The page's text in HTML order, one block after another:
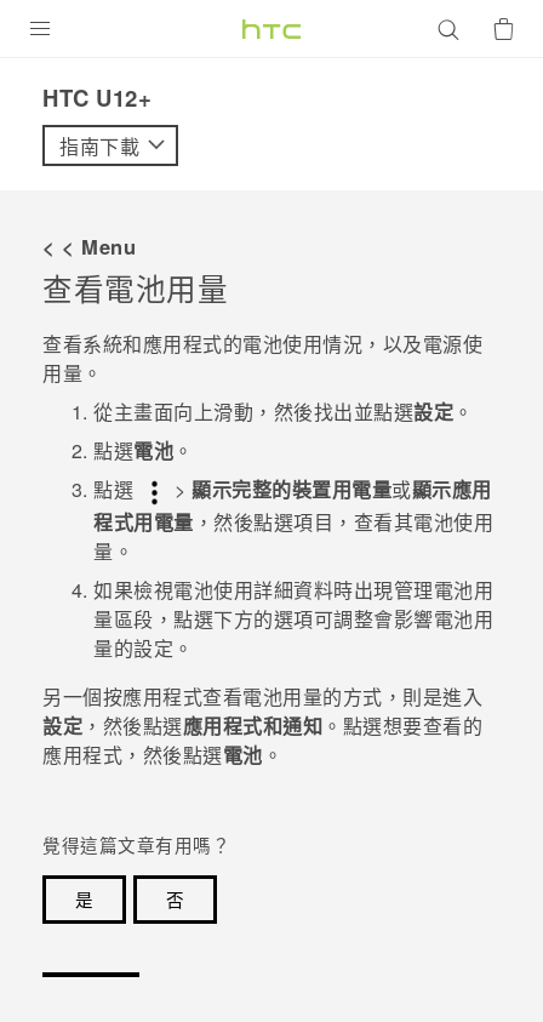
VIVE
配件
優惠專區
校園專案
企業採購
銷售通路
支援服務
VIVELAND
HTC U12+‎
指南下載
< < Menu
查看電池用量
查看系統和應用程式的電池使用情況，以及電源使
用量。
從主畫面向上滑動，然後找出並點選設定 。
點選電池 。
點選
> 顯示完整的裝置用電量或顯示應用
程式用電量 ，然後點選項目，查看其電池使用
量。
如果檢視電池使用詳細資料時出現管理電池用
量區段，點選下方的選項可調整會影響電池用
量的設定。
另一個按應用程式查看電池用量的方式，則是進入
設定 ，然後點選應用程式和通知 。點選想要查看的
應用程式，然後點選電池 。
覺得這篇文章有用嗎？
是
否